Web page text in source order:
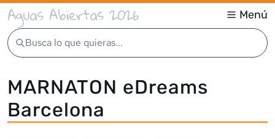
Aguas Abiertas 2026 Menú
Busca lo que quieras...
MARNATON eDreams
Barcelona